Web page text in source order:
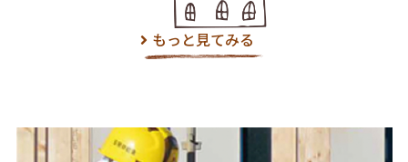
もっと見てみる